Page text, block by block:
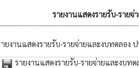
รายงานแสดงรายรับ-ราย
ยงานแสดงรายรับ-รายจ่ายและงบทดลอง
รายงานแสดงรายรับ-รายจ่ายและงบ